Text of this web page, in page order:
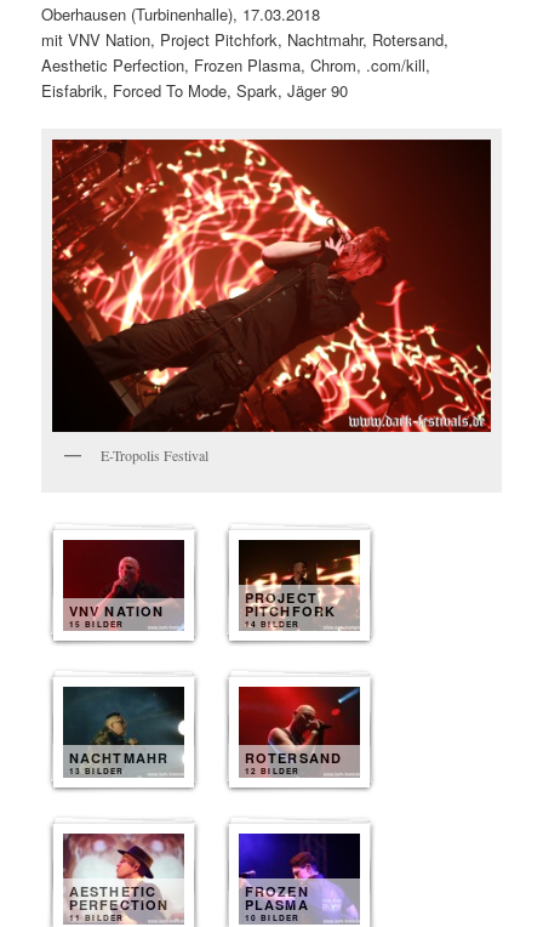
Oberhausen (Turbinenhalle), 17.03.2018
mit VNV Nation, Project Pitchfork, Nachtmahr, Rotersand,
Aesthetic Perfection, Frozen Plasma, Chrom, .com/kill,
Eisfabrik, Forced To Mode, Spark, Jäger 90
E-Tropolis Festival
VNV NATION
15 BILDER
PROJECT
PITCHFORK
14 BILDER
NACHTMAHR
13 BILDER
ROTERSAND
12 BILDER
AESTHETIC
PERFECTION
11 BILDER
FROZEN
PLASMA
10 BILDER